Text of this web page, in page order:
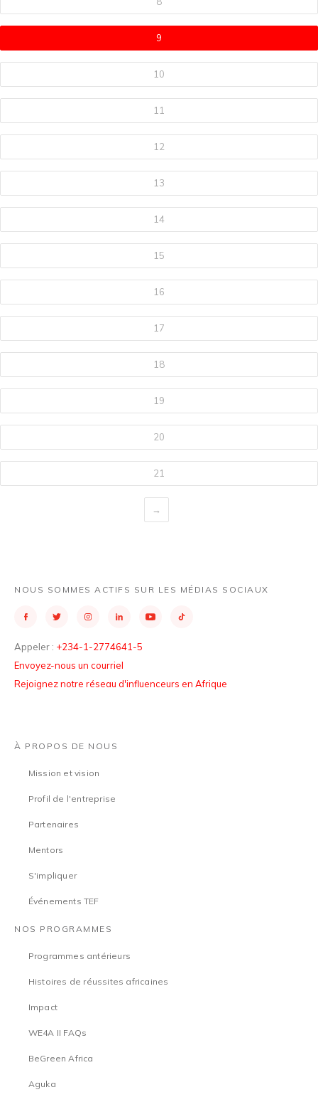
9
10
11
12
13
14
15
16
17
18
19
20
21
→
NOUS SOMMES ACTIFS SUR LES MÉDIAS SOCIAUX
Appeler : +234-1-2774641-5
Envoyez-nous un courriel
Rejoignez notre réseau d'influenceurs en Afrique
À PROPOS DE NOUS
Mission et vision
Profil de l'entreprise
Partenaires
Mentors
S'impliquer
Événements TEF
NOS PROGRAMMES
Programmes antérieurs
Histoires de réussites africaines
Impact
WE4A II FAQs
BeGreen Africa
Aguka